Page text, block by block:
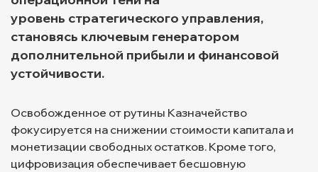
уровень стратегического управления,
становясь ключевым генератором
дополнительной прибыли и финансовой
устойчивости.
Освобожденное от рутины Казначейство
фокусируется на снижении стоимости капитала и
монетизации свободных остатков. Кроме того,
цифровизация обеспечивает бесшовную